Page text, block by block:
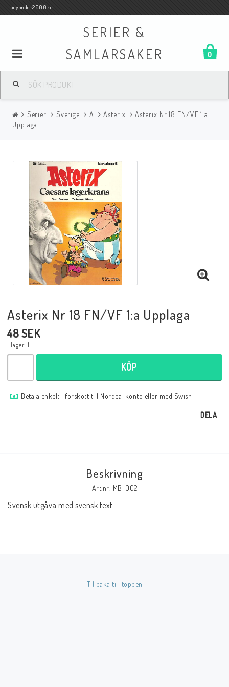
beyonder2000.se
SERIER &
SAMLARSAKER
0
Samlar- och Spelkort
Serier
Böcker
Musik
Mynt och Sedlar
Samlartillbehör
Kontaktformulär
Betala enkelt i förskott till konto i Nordea eller med Swish.
Serier Sverige A Asterix
Asterix Nr 18 FN/VF 1:a
Upplaga
Asterix Nr 18 FN/VF 1:a Upplaga
48 SEK
I lager: 1
KÖP
Betala enkelt i förskott till Nordea-konto eller med Swish
DELA
Beskrivning
Art.nr: MB-002
Svensk utgåva med svensk text.
Tillbaka till toppen